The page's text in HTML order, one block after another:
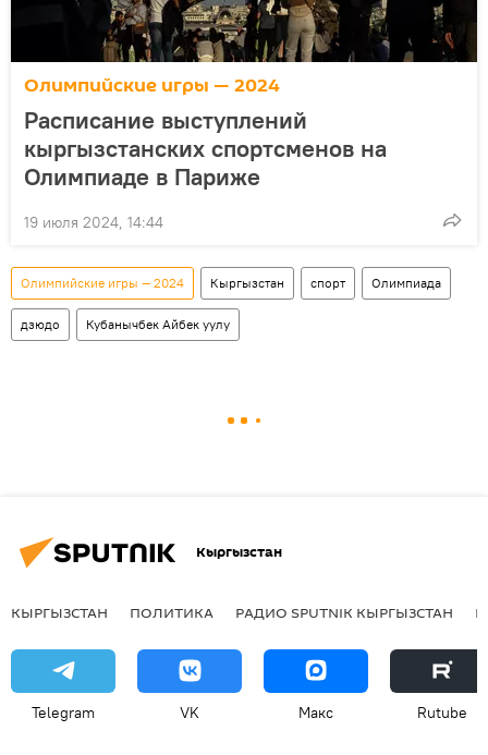
Олимпийские игры — 2024
Расписание выступлений
кыргызстанских спортсменов на
Олимпиаде в Париже
19 июля 2024, 14:44
Олимпийские игры — 2024 Кыргызстан спорт Олимпиада
дзюдо Кубанычбек Айбек уулу
Кыргызстан
КЫРГЫЗСТАН ПОЛИТИКА РАДИО SPUTNIK КЫРГЫЗСТАН
Telegram VK Макс Rutube